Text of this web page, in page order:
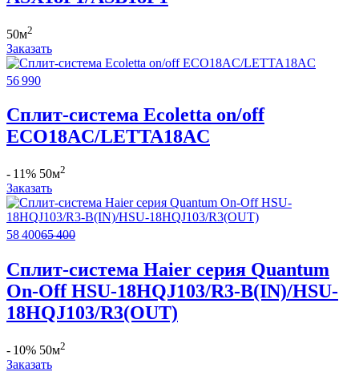
50м2
Заказать
56 990
Сплит-система Ecoletta on/off
ECO18AС/LETTA18AС
- 11% 50м2
Заказать
58 40065 400
Сплит-система Haier серия Quantum
On-Off HSU-18HQJ103/R3-B(IN)/HSU-
18HQJ103/R3(OUT)
- 10% 50м2
Заказать